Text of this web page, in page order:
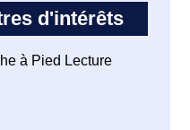
d'intérêts
à Pied Lecture